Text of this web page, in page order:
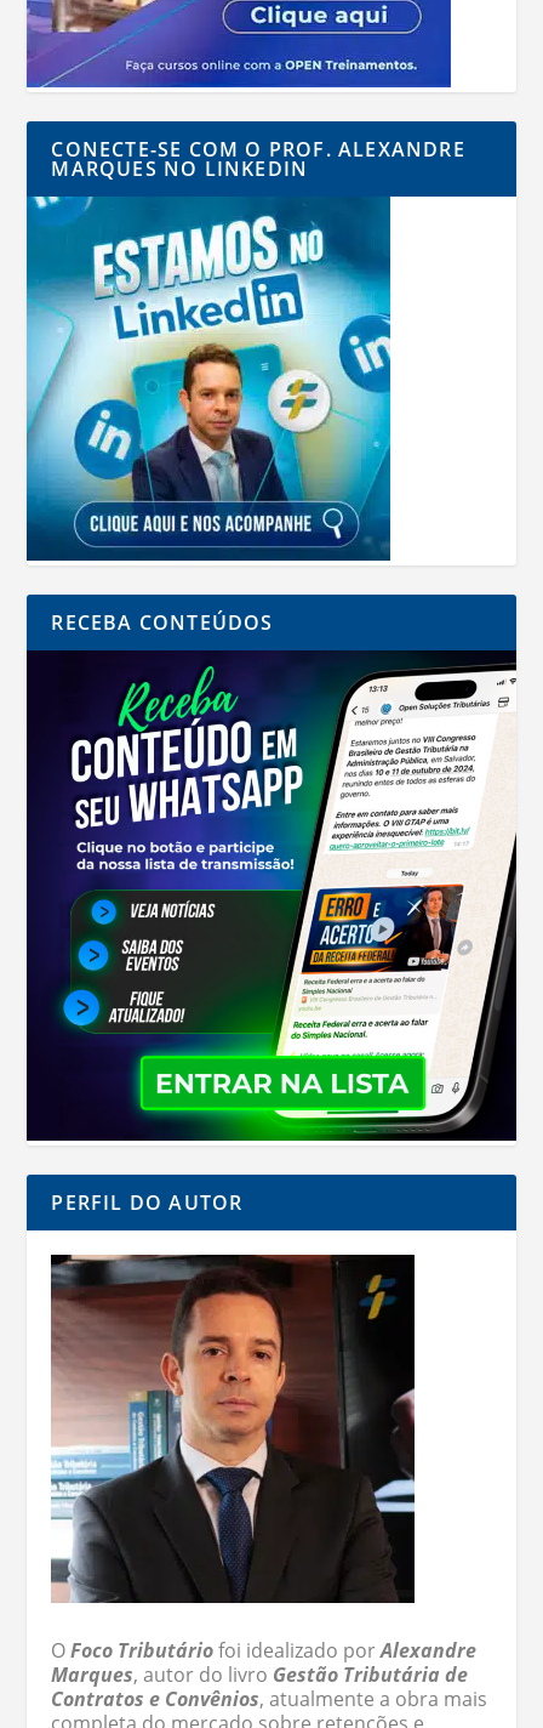
CONECTE-SE COM O PROF. ALEXANDRE
MARQUES NO LINKEDIN
RECEBA CONTEÚDOS
PERFIL DO AUTOR
OFoco Tributáriofoi idealizado porAlexandre
Marques, autor do livro Gestão Tributária de
Contratos e Convênios, atualmente a obra mais